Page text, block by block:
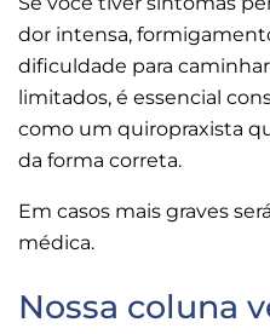
dor intensa,
dificuldade para
limitados, é essencial
como um quiropraxista
da forma correta.
Em casos mais graves
médica.
Nossa coluna